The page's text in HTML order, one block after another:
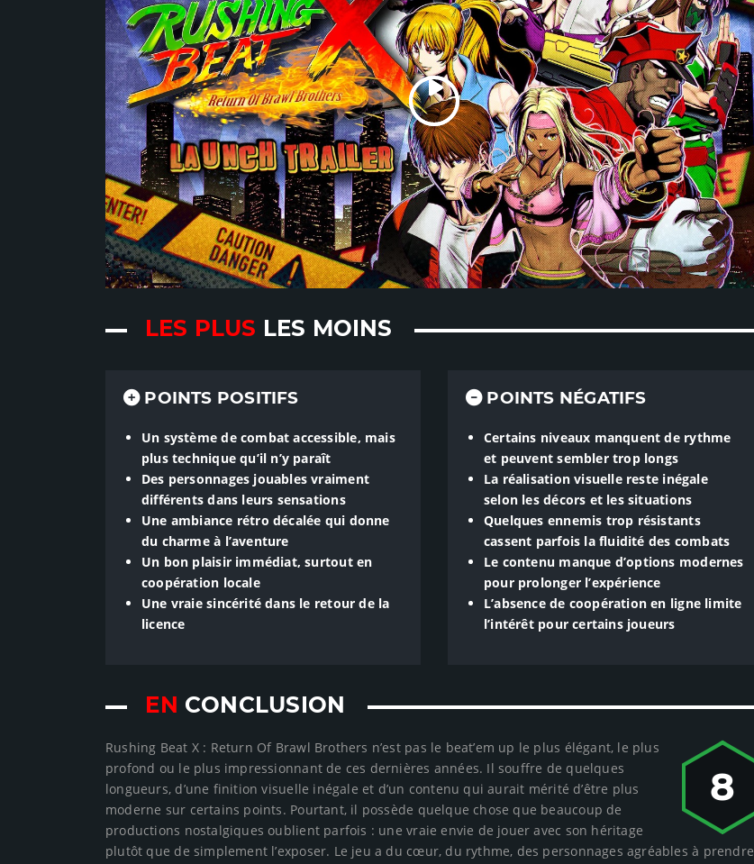
LES PLUS LES MOINS
POINTS POSITIFS
Un système de combat accessible, mais
plus technique qu’il n’y paraît
Des personnages jouables vraiment
différents dans leurs sensations
Une ambiance rétro décalée qui donne
du charme à l’aventure
Un bon plaisir immédiat, surtout en
coopération locale
Une vraie sincérité dans le retour de la
licence
POINTS NÉGATIFS
Certains niveaux manquent de rythme
et peuvent sembler trop longs
La réalisation visuelle reste inégale
selon les décors et les situations
Quelques ennemis trop résistants
cassent parfois la fluidité des combats
Le contenu manque d’options modernes
pour prolonger l’expérience
L’absence de coopération en ligne limite
l’intérêt pour certains joueurs
EN CONCLUSION
8
Rushing Beat X : Return Of Brawl Brothers n’est pas le beat’em up le plus élégant, le plus
profond ou le plus impressionnant de ces dernières années. Il souffre de quelques
longueurs, d’une finition visuelle inégale et d’un contenu qui aurait mérité d’être plus
moderne sur certains points. Pourtant, il possède quelque chose que beaucoup de
productions nostalgiques oublient parfois : une vraie envie de jouer avec son héritage
plutôt que de simplement l’exposer. Le jeu a du cœur, du rythme, des personnages agréables à prendre